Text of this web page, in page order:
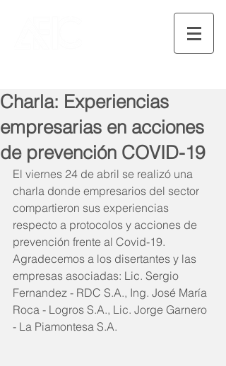
Charla: Experiencias
empresarias en acciones
de prevención COVID-19
El viernes 24 de abril se realizó una
charla donde empresarios del sector
compartieron sus experiencias
respecto a protocolos y acciones de
prevención frente al Covid-19.
Agradecemos a los disertantes y las
empresas asociadas: Lic. Sergio
Fernandez - RDC S.A., Ing. José María
Roca - Logros S.A., Lic. Jorge Garnero
- La Piamontesa S.A.